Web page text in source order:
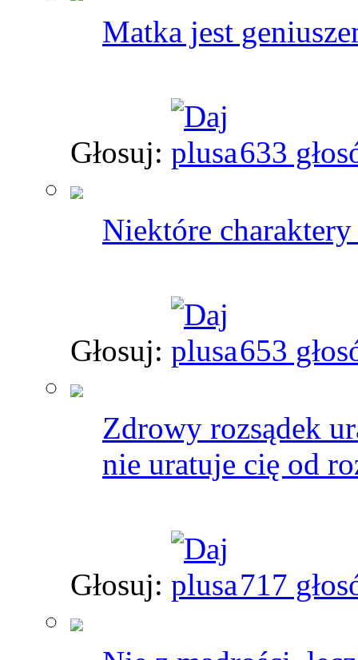
Matka jest
Głosuj: 633
Niektóre
Głosuj: 653
Zdrowy rozsądek
nie uratuje cię od
Głosuj: 717